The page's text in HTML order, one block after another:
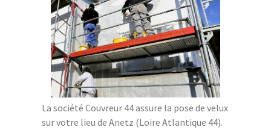
La société Couvreur 44 assure la pose de velux
sur votre lieu de Anetz (Loire Atlantique 44).